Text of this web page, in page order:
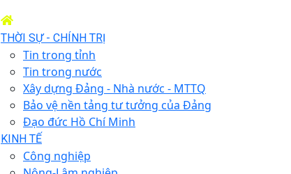
THỜI SỰ - CHÍNH TRỊ
Tin trong tỉnh
Tin trong nước
Xây dựng Đảng - Nhà nước - MTTQ
Bảo vệ nền tảng tư tưởng của Đảng
Đạo đức Hồ Chí Minh
KINH TẾ
Công nghiệp